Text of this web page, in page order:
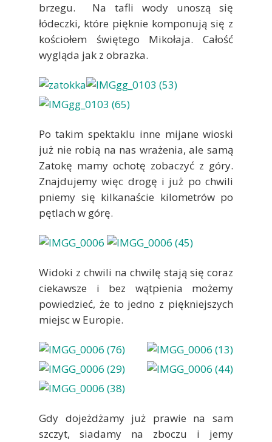
brzegu. Na tafli wody unoszą się
łódeczki, które pięknie komponują się z
kościołem świętego Mikołaja. Całość
wygląda jak z obrazka.
Po takim spektaklu inne mijane wioski
już nie robią na nas wrażenia, ale samą
Zatokę mamy ochotę zobaczyć z góry.
Znajdujemy więc drogę i już po chwili
pniemy się kilkanaście kilometrów po
pętlach w górę.
Widoki z chwili na chwilę stają się coraz
ciekawsze i bez wątpienia możemy
powiedzieć, że to jedno z piękniejszych
miejsc w Europie.
Gdy dojeżdżamy już prawie na sam
szczyt, siadamy na zboczu i jemy